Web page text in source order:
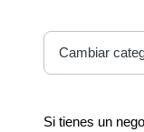
Cambiar
Si tienes un